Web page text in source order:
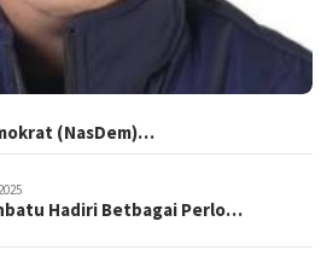
(NasDem)…
Hadiri Betbagai Perlo…